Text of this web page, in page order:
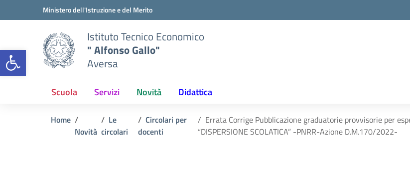
Open toolbar
Vai ai contenuti
Vai al menu di navigazioneMinistero dell'Istruzione e del Merito
Istituto Tecnico Economico
" Alfonso Gallo"
Aversa
Scuola Servizi Novità Didattica
Home
Novità
Le
circolari
Circolari per
docenti
Errata Corrige Pubblicazione graduatorie provvisorie per
“DISPERSIONE SCOLATICA” -PNRR-Azione D.M.170/2022-